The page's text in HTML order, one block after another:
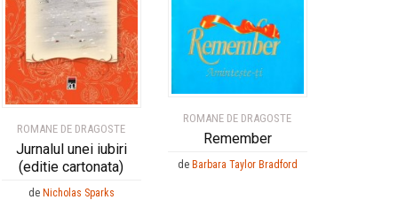
ROMANE DE DRAGOSTE
Jurnalul unei iubiri
(editie cartonata)
de Nicholas Sparks
ROMANE DE DRAGOSTE
Remember
de Barbara Taylor Bradford